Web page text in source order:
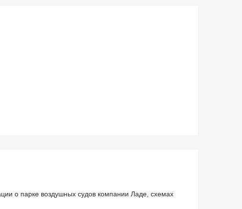
о парке воздушных судов компании Ладе, схемах